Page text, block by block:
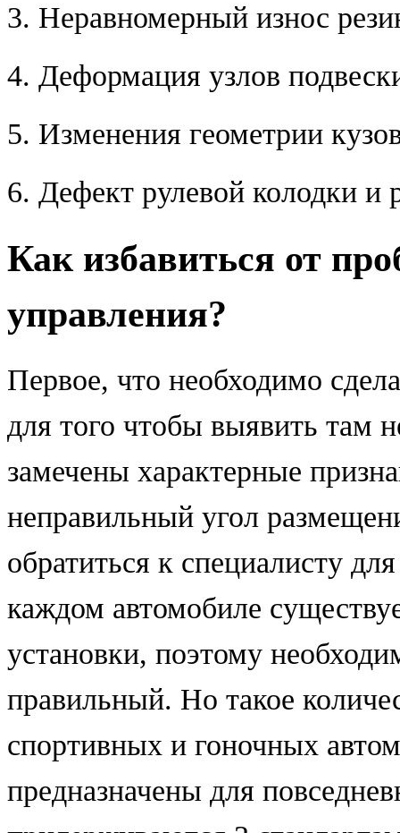
3. Неравномерный износ
4. Деформация узлов
5. Изменения геометрии
6. Дефект рулевой колодки и
Как избавиться от
управления?
Первое, что необходимо
для того чтобы выявить там
замечены характерные
неправильный угол
обратиться к специалисту
каждом автомобиле
установки, поэтому
правильный. Но такое
спортивных и гоночных
предназначены для